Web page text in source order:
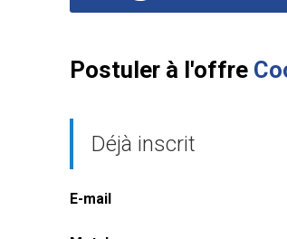
Postuler à l'offre
Déjà inscrit
E-mail